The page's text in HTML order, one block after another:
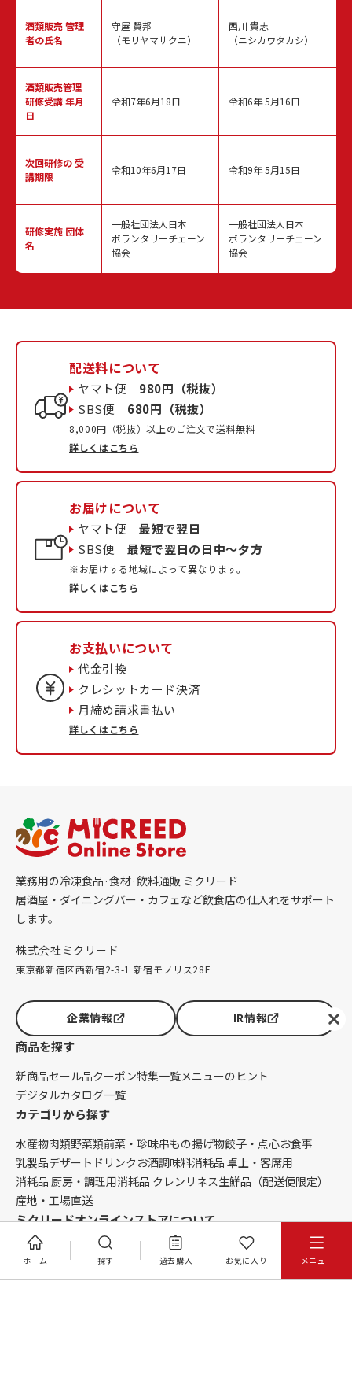
ホーム 探す 過去購入 お気に入り メニュー
酒類販売管理
者の氏名
酒類販売管理
研修受講 年月
日
次回研修の受
講期限
研修実施 団体
名
守屋 賢邦
（モリヤマサクニ）
令和7年6月18日
令和10年6月17日
一般社団法人日本
ボランタリーチェーン
協会
西川 貴志
（ニシカワタカシ）
令和6年 5月16日
令和9年 5月15日
一般社団法人日本
ボランタリーチェーン
協会
配送料について
ヤマト便 980円（税抜）
SBS便 680円（税抜）
8,000円（税抜）以上のご注文で送料無料
詳しくはこちら
お届けについて
ヤマト便最短で翌日
SBS便最短で翌日の日中〜夕方
※お届けする地域によって異なります。
詳しくはこちら
お支払いについて
代金引換
クレシットカード決済
月締め請求書払い
詳しくはこちら
業務用の冷凍食品·食材·飲料通販 ミクリード
居酒屋・ダイニングバー・カフェなど飲食店の仕入れをサポート
します。
株式会社ミクリード
東京都新宿区西新宿2-3-1 新宿モノリス28F
企業情報 IR情報
商品を探す
新商品セール品クーポン特集一覧メニューのヒント
デジタルカタログ一覧
カテゴリから探す
水産物肉類野菜類前菜・珍味串もの揚げ物餃子・点心お食事
乳製品デザート ドリンク お酒調味料消耗品 卓上・客席用
消耗品 厨房・調理用消耗品 クレンリネス生鮮品（配送便限定）
産地・工場直送
ミクリードオンラインストアについて
はじめての方へ ニュース ご利用ガイド
会社概要
お問い合わせ